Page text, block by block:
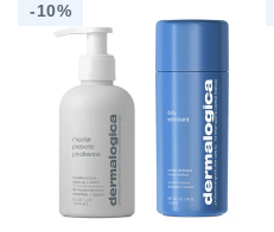
10%
10%